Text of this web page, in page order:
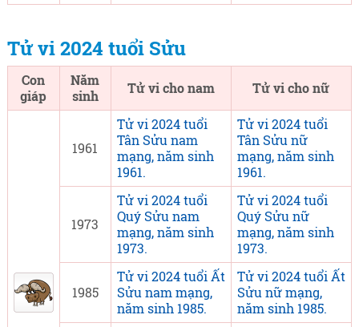
Tử vi 2024 tuổi Sửu
Con
giáp
Năm
sinh
Tử vi cho nam Tử vi cho nữ
1961
Tử vi 2024 tuổi
Tân Sửu nam
mạng, năm sinh
1961.
Tử vi 2024 tuổi
Tân Sửu nữ
mạng, năm sinh
1961.
1973
Tử vi 2024 tuổi
Quý Sửu nam
mạng, năm sinh
1973.
Tử vi 2024 tuổi
Quý Sửu nữ
mạng, năm sinh
1973.
1985
Tử vi 2024 tuổi Ất
Sửu nam mạng,
năm sinh 1985.
Tử vi 2024 tuổi Ất
Sửu nữ mạng,
năm sinh 1985.